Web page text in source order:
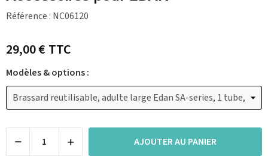
Référence : NC06120
29,00 €TTC
Modèles & options :
AJOUTER AU PANIER